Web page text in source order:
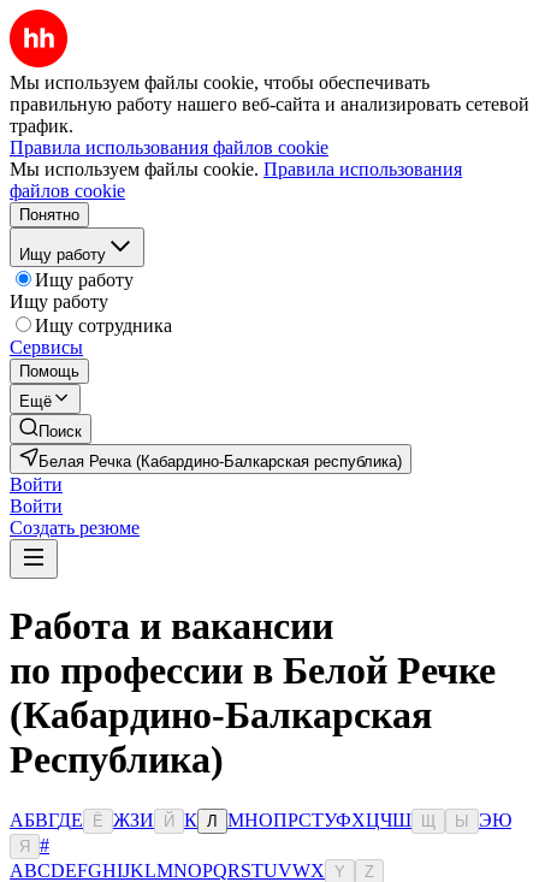
Мы используем файлы cookie, чтобы обеспечивать
правильную работу нашего веб-сайта и анализировать сетевой
трафик.
Правила использования файлов cookie
Мы используем файлы cookie. Правила использования
файлов cookie
Понятно
Ищу работу
Ищу работу
Ищу работу
Ищу сотрудника
Сервисы
Помощь
Ещё
Поиск
Белая Речка (Кабардино-Балкарская республика)
Войти
Войти
Создать резюме
Работа и вакансии
по профессии в Белой Речке
(Кабардино-Балкарская
Республика)
АБВГДЕ Ё ЖЗИ Й К Л МНОПРСТУФХЦЧШ Ы ЭЮ
Я
#
ABCDEFGHIJKLMNOPQRSTUVWX Y Z